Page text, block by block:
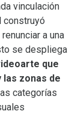
vinculación
construyó
a una
se despliega
que
zonas de
categorías